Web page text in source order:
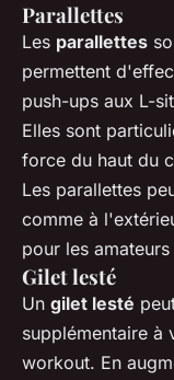
Parallettes
Les parallettes
permettent
push-ups aux L-
Elles sont
force du haut du
Les parallettes
comme à
pour les
Gilet lesté
Un gilet lesté
supplémentaire à
workout. En